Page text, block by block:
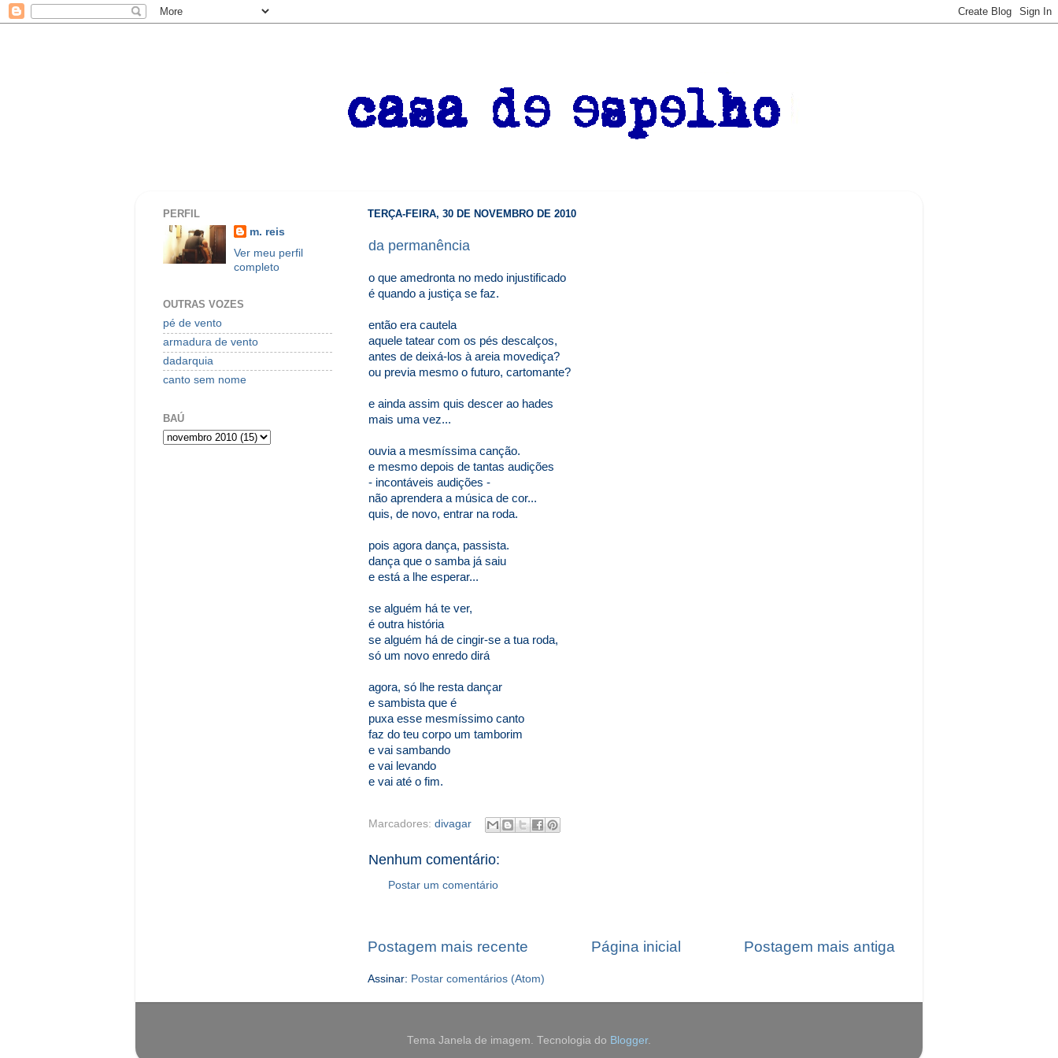
TERÇA-FEIRA, 30 DE NOVEMBRO DE 2010
da permanência
o que amedronta no medo injustificado
é quando a justiça se faz.
então era cautela
aquele tatear com os pés descalços,
antes de deixá-los à areia movediça?
ou previa mesmo o futuro, cartomante?
e ainda assim quis descer ao hades
mais uma vez...
ouvia a mesmíssima canção.
e mesmo depois de tantas audições
- incontáveis audições -
não aprendera a música de cor...
quis, de novo, entrar na roda.
pois agora dança, passista.
dança que o samba já saiu
e está a lhe esperar...
se alguém há te ver,
é outra história
se alguém há de cingir-se a tua roda,
só um novo enredo dirá
agora, só lhe resta dançar
e sambista que é
puxa esse mesmíssimo canto
faz do teu corpo um tamborim
e vai sambando
e vai levando
e vai até o fim.
Marcadores: divagar
Nenhum comentário:
Postar um comentário
Postagem mais recente Postagem mais antiga
Página inicial
Assinar: Postar comentários (Atom)
PERFIL
m. reis
Ver meu perfil
completo
OUTRAS VOZES
pé de vento
armadura de vento
dadarquia
canto sem nome
BAÚ
Tema Janela de imagem. Tecnologia do Blogger.